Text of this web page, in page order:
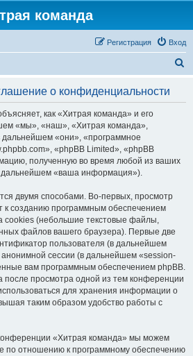
команда
Вход
Регистрация
о конфиденциальности
как «Хитрая команда» и его
«мы», «наш», «Хитрая команда»,
дальнейшем «они», «программное
«phpBB Limited», «phpBB
полученную во время любой из ваших
дальнейшем «ваша информация»).
двумя способами. Во-первых, просмотр
к созданию программным обеспечением
cookies (небольшие текстовые файлы,
файлов вашего браузера). Первые две
пользователя (в дальнейшем
сессии (в дальнейшем «session-
вам программным обеспечением phpBB.
после просмотра одной из тем конференции
для хранения информации о
таким образом удобство работы с
«Хитрая команда» мы можем
по отношению к программному обеспечению